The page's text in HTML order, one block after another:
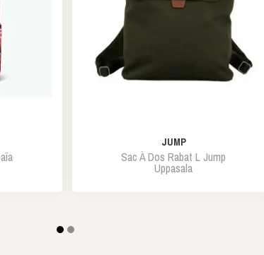
JUMP
Sac À Dos Rabat L Jump
Uppasala